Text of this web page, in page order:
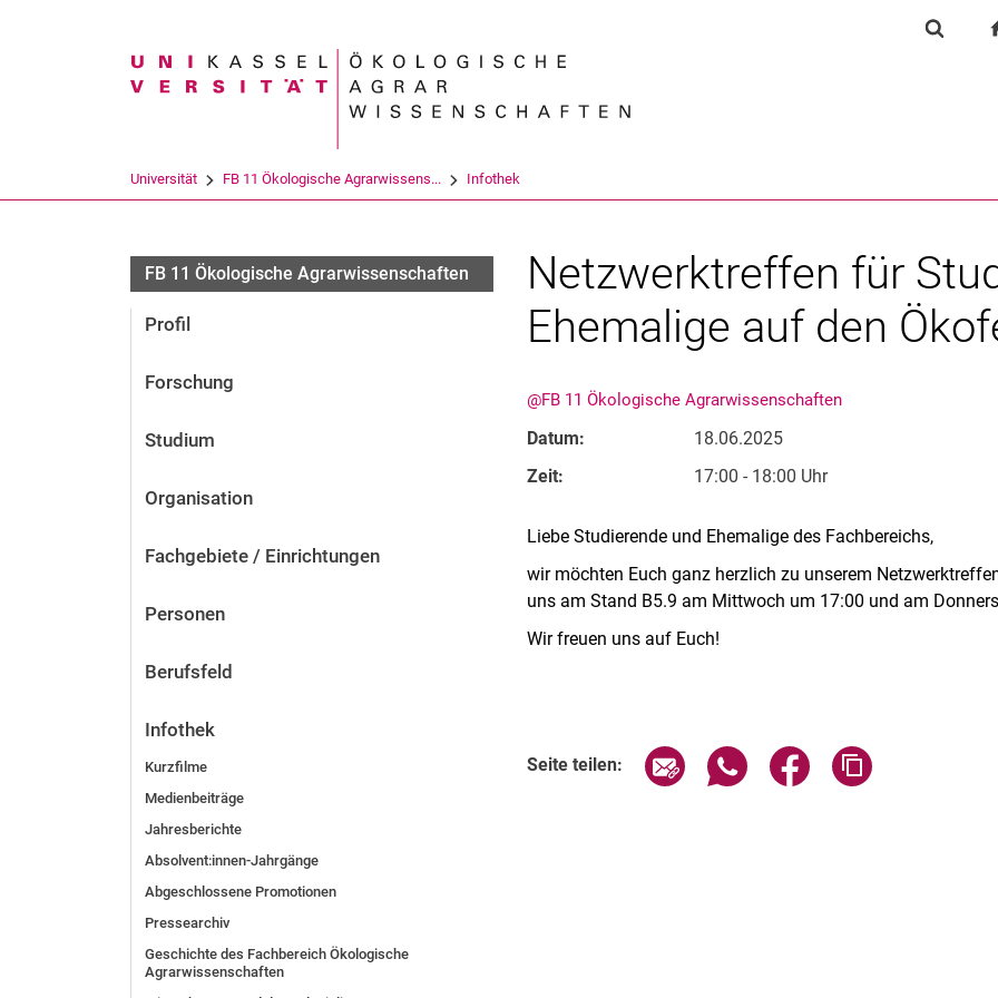
Springe direkt zu: Inhalt
Springe direkt zu: Suche
Springe direkt zu:
Suchbegriff
Universität FB 11 Ökologische Agrarwissens... Infothek
FB 11 Ökologische Agrarwissenschaften
Profil
Forschung
Studium
Organisation
Fachgebiete / Einrichtungen
Personen
Berufsfeld
Infothek
Kurzfilme
Medienbeiträge
Jahresberichte
Absolvent:innen-Jahrgänge
Abgeschlossene Promotionen
Pressearchiv
Geschichte des Fachbereich Ökologische
Agrarwissenschaften
Netzwerktreffen für
Ehemalige auf den
@FB 11 Ökologische Agrarwissenschaften
Datum:
18.06.2025
Zeit:
17:00 - 18:00 Uhr
Liebe Studierende und Ehemalige des Fachbereichs,
wir möchten Euch ganz herzlich zu unserem
uns am Stand B5.9 am Mittwoch um 17:00 und am
Wir freuen uns auf Euch!
Seite teilen: Seite über E-Mail teilen
Seite über WhatsApp teilen
Seite über Facebook